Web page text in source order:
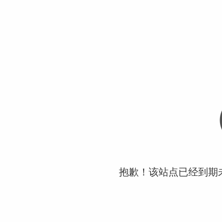
抱歉！该站点已经到